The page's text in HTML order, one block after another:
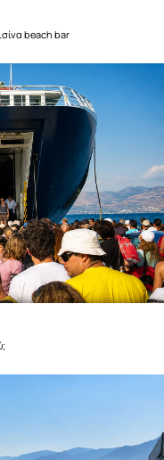
beach bar